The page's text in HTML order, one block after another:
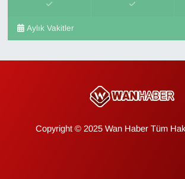
Aylık Vakitler
Copyright © 2025 Wan Haber Tüm